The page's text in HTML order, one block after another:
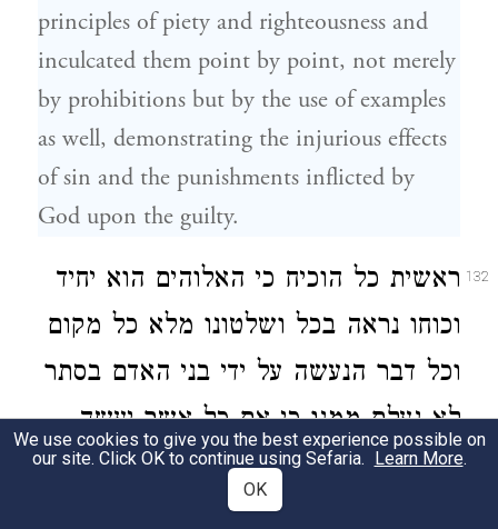
principles of piety and righteousness and
inculcated them point by point, not merely
by prohibitions but by the use of examples
as well, demonstrating the injurious effects
of sin and the punishments inflicted by
God upon the guilty.
132 ראשית כל הוכיח כי האלוהים הוא יחיד
וכוחו נראה בכל ושלטונו מלא כל מקום
וכל דבר הנעשה על ידי בני האדם בסתר
לא נעלם ממנו כי אם כל אשר יעשה
האדם ואשר יחשוב לעשות גלוי לפניו:
We use cookies to give you the best experience possible on
our site. Click OK to continue using Sefaria. Learn More.
OK